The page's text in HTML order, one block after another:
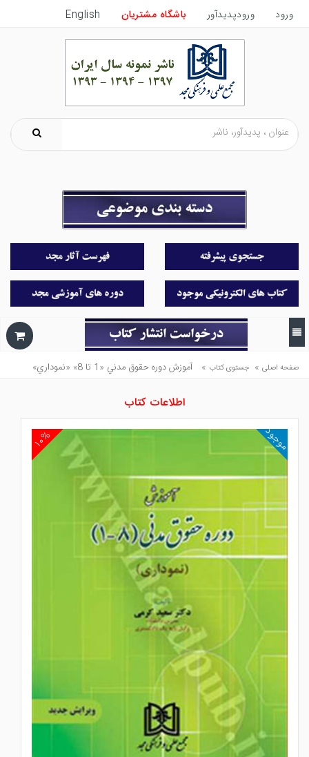
ورود ورودپدیدآور باشگاه مشتریان English
صفحه اصلی » جستوی کتاب » آموزش دوره حقوق مدني «1 تا 8» «نموداري»
اطلاعات کتاب
۱۰% موجود